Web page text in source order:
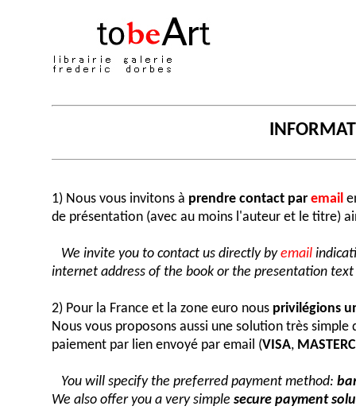
1) Nous vous invitons à prendre contact par email
de présentation (avec au moins l'auteur et le titre)
We invite you to contact us directly byemail
internet address of the book or the presentation
2) Pour la France et la zone euro nous privilégions
Nous vous proposons aussi une solution très simple
paiement par lien envoyé par email (VISA,
You will specify the preferred payment method:
We also offer you a very simple secure payment